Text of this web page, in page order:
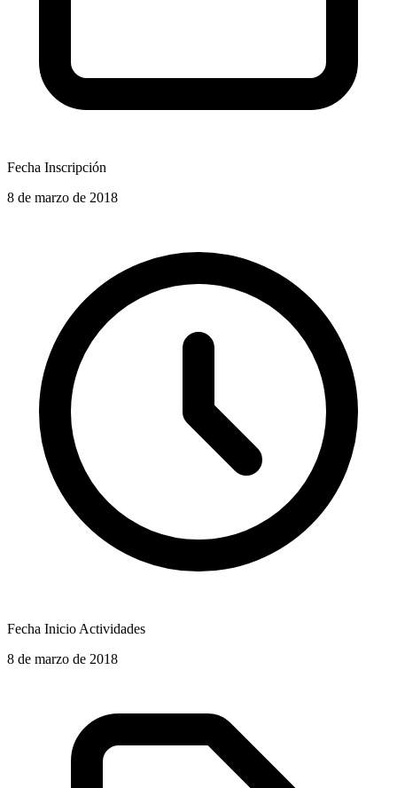
Fecha Inscripción
8 de marzo de 2018
Fecha Inicio Actividades
8 de marzo de 2018